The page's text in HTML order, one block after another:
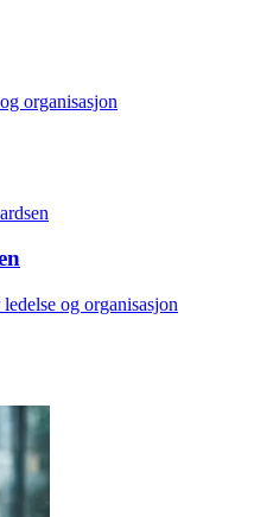
organisasjon
og organisasjon